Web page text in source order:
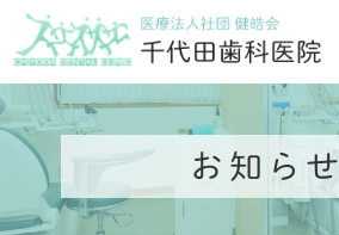
お知らせ